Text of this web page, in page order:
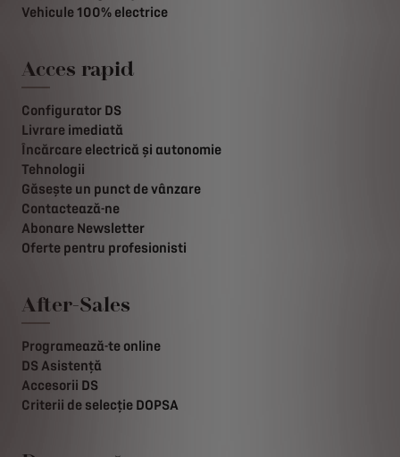
Vehicule 100% electrice
Acces rapid
Configurator DS
Livrare imediată
Încărcare electrică și autonomie
Tehnologii
Găsește un punct de vânzare
Contactează-ne
Abonare Newsletter
Oferte pentru profesionisti
After-Sales
Programează-te online
DS Asistență
Accesorii DS
Criterii de selecție DOPSA